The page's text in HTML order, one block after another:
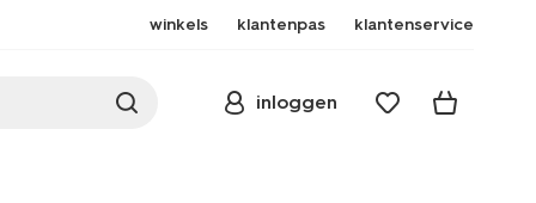
winkels klantenpas klantenservice
inloggen